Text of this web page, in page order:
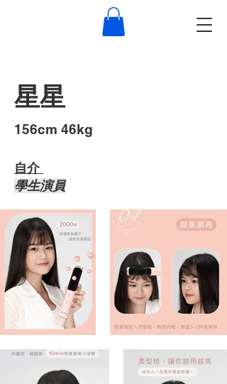
星星
​156cm 46kg
自介 ​
​學生演員